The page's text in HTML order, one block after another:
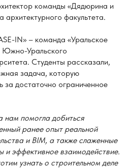
команды «Дядюрина и
архитектурного факультета.
IN» – команда «Уральское
Южно-Уральского
Студенты рассказали,
задача, которую
достаточно ограниченное
нам помогла добиться
ранее опыт реальной
и BIM, а также слаженные
и эффективное взаимодействие.
узнать о строительном деле